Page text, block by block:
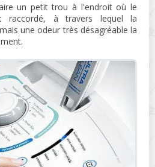
un petit trou à l'endroit où le
raccordé, à travers lequel la
une odeur très désagréable la